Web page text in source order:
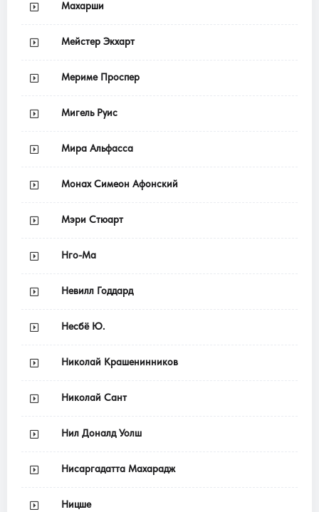
Махарши
Мейстер Экхарт
Мериме Проспер
Мигель Руис
Мира Альфасса
Монах Симеон Афонский
Мэри Стюарт
Нго-Ма
Невилл Годдард
Несбё Ю.
Николай Крашенинников
Николай Сант
Нил Доналд Уолш
Нисаргадатта Махарадж
Ницше